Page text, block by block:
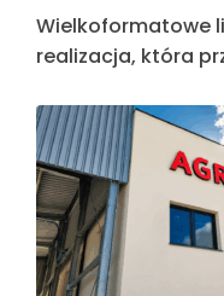
Wielkoformatowe
realizacja, która